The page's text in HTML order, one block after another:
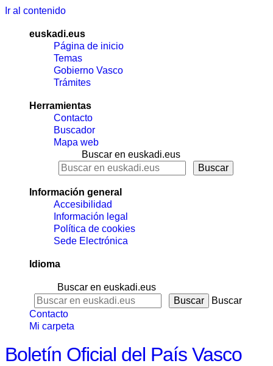
Ir al contenido
euskadi.eus
Página de inicio
Temas
Gobierno Vasco
Trámites
Herramientas
Contacto
Buscador
Mapa web
Buscar en euskadi.eus
Información general
Accesibilidad
Información legal
Política de cookies
Sede Electrónica
Idioma
Buscar en euskadi.eus
Buscar
Contacto
Mi carpeta
Boletín Oficial del País Vasco